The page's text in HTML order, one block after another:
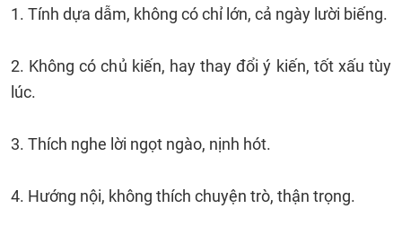
1. Tính dựa dẫm, không có chỉ lớn, cả ngày lười biếng.
2. Không có chủ kiến, hay thay đổi ý kiến, tốt xấu tùy
lúc.
3. Thích nghe lời ngọt ngào, nịnh hót.
4. Hướng nội, không thích chuyện trò, thận trọng.